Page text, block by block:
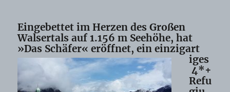
Eingebettet im Herzen des Großen
Walsertals auf 1.156 m Seehöhe, hat
»Das Schäfer« eröffnet, ein einzigart
iges
4*+
Refu